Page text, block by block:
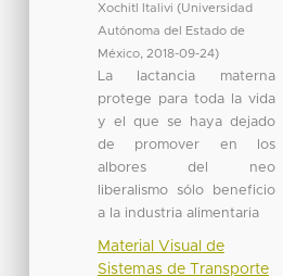
Xochitl Italivi (Universidad
Autónoma del Estado de
México, 2018-09-24)
La lactancia materna
protege para toda la vida
y el que se haya dejado
de promover en los
albores del neo
liberalismo sólo beneficio
a la industria alimentaria
Material Visual de
Sistemas de Transporte